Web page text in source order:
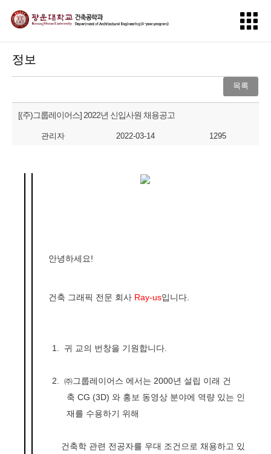
정보
목록
[(주)그룹레이어스] 2022년 신입사원 채용공고
관리자 2022-03-14 1295
안녕하세요!
건축 그래픽 전문 회사 Ray-us입니다
1. 귀 교의 번창을 기원합니다.
2. ㈜그룹레이어스 에서는 2000년 설립 이래 건
축 CG (3D) 와 홍보 동영상 분야에 역량 있는 인
재를 수용하기 위해
건축학 관련 전공자를 우대 조건으로 채용하고 있